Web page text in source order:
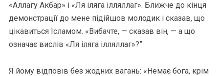
«Аллагу Акбар» і «Ля іляга ілляллаг». Ближче до кінця
демонстрації до мене підійшов молодик і сказав, що
цікавиться Ісламом. «Вибачте, — сказав він, — а що
означає вислів «Ля іляга ілляллаг»?”
Я йому відповів без жодних вагань: «Немає бога, крім